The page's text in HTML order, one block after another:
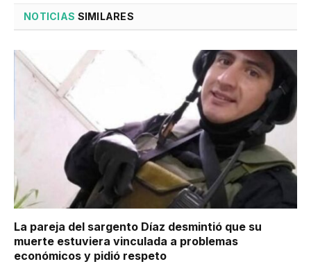
NOTICIAS SIMILARES
La pareja del sargento Díaz desmintió que su
muerte estuviera vinculada a problemas
económicos y pidió respeto